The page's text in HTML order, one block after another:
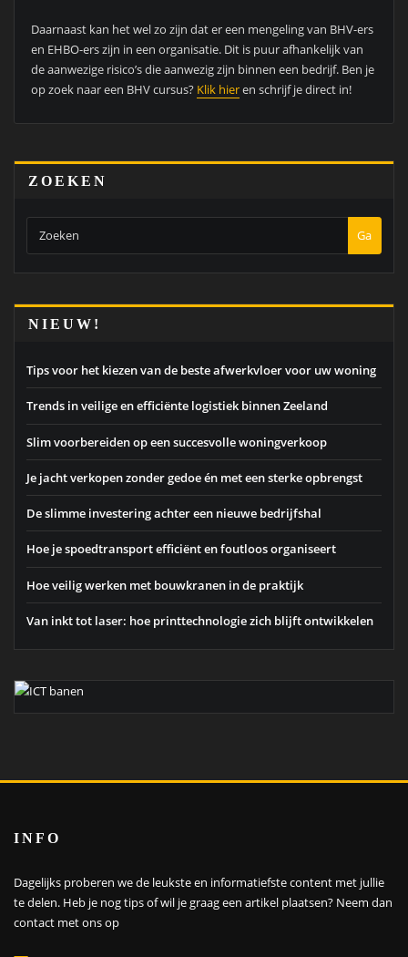
Daarnaast kan het wel zo zijn dat er een mengeling van BHV-ers
en EHBO-ers zijn in een organisatie. Dit is puur afhankelijk van
de aanwezige risico’s die aanwezig zijn binnen een bedrijf. Ben je
op zoek naar een BHV cursus? Klik hieren schrijf je direct in!
ZOEKEN
Ga
NIEUW!
Tips voor het kiezen van de beste afwerkvloer voor uw woning
Trends in veilige en efficiënte logistiek binnen Zeeland
Slim voorbereiden op een succesvolle woningverkoop
Je jacht verkopen zonder gedoe én met een sterke opbrengst
De slimme investering achter een nieuwe bedrijfshal
Hoe je spoedtransport efficiënt en foutloos organiseert
Hoe veilig werken met bouwkranen in de praktijk
Van inkt tot laser: hoe printtechnologie zich blijft ontwikkelen
INFO
Dagelijks proberen we de leukste en informatiefste content met jullie
te delen. Heb je nog tips of wil je graag een artikel plaatsen? Neem dan
contact met ons op